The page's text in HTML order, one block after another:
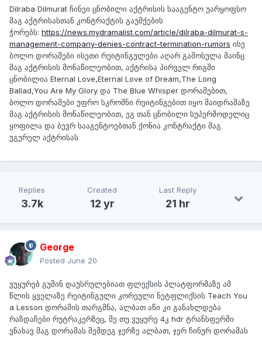
Dilraba Dilmurat ჩინეი ცნობილი აქტრისის სააგენტო უარყოფსო
მაგ აქტრისასთან კონტრაქტის გაუმქების
ჭორებს: https://news.mydramalist.com/article/dilraba-dilmurat-s-
management-company-denies-contract-termination-rumors ისე
ბოლო დორამები ისეთი რეიტინგულები აღარ გამოსულა მაინც
მაგ აქტრისის მონაწილეობით, აქტრისა პირველ რიგში
ცნობილია Eternal Love,Eternal Love of Dream,The Long
Ballad,You Are My Glory და The Blue Whisper დორამებით,
ბოლო დორამები უფრო სკრომნი რეიტინგებით იყო მაიდრამაზე
მაგ აქტრისის მონაწილეობით, ეგ თან ცნობილი სუპერმოდელიც
ყოფილა და ბევრ სააგენტოებთან ქონია კონტრაქტი მაგ
უგურელ აქტრისას
Replies
3.7k
Created
12 yr
Last Reply
21 hr
George
Posted June 20
ვუყურებ გუშინ დაუსრულებიათ ფლექსის პლატფორმაზე ამ
წლის ყველაზე რეიტინგული კორეული ნეტფლიქსის Teach You
a Lesson დორამის თარგმნა, ალბათ აწი კი განახლდება
რაზდაჩები რუტრაკერზეც, მე თუ ვუყურე 4კ hdr ტრანსფერში
ვნახავ მაგ დორამას შემდეგ ჯერზე ალბათ, ჯერ ჩინურ დორამას